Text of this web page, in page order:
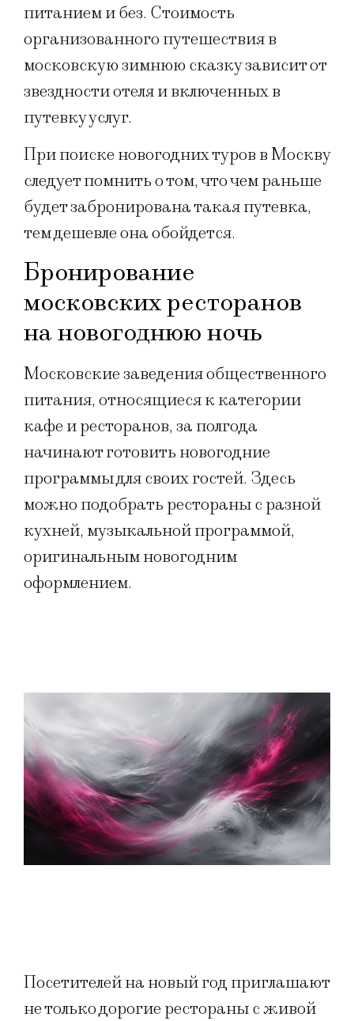
питанием и без. Стоимость
организованного путешествия в
московскую зимнюю сказку зависит от
звездности отеля и включенных в
путевку услуг.
При поиске новогодних туров в Москву
следует помнить о том, что чем раньше
будет забронирована такая путевка,
тем дешевле она обойдется.
Бронирование
московских ресторанов
на новогоднюю ночь
Московские заведения общественного
питания, относящиеся к категории
кафе и ресторанов, за полгода
начинают готовить новогодние
программы для своих гостей. Здесь
можно подобрать рестораны с разной
кухней, музыкальной программой,
оригинальным новогодним
оформлением.
Посетителей на новый год приглашают
не только дорогие рестораны с живой